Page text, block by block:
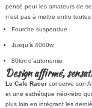
pensé pour les amateurs de
n’est pas à mettre entre toutes
Fourche suspendue
Jusqu’à 4000w
80km d’autonomie
Design affirmé,
Le Cafe Racerconserve son
et une esthétique néo-rétro
plus loin en intégrant les